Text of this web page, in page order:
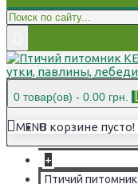
0 товар(ов) - 0.00 грн.
В корзине пусто!
MENU
+
Птичий питомник